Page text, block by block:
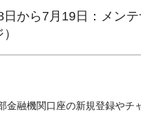
から7月19日：メン
金融機関口座の新規登録やチ